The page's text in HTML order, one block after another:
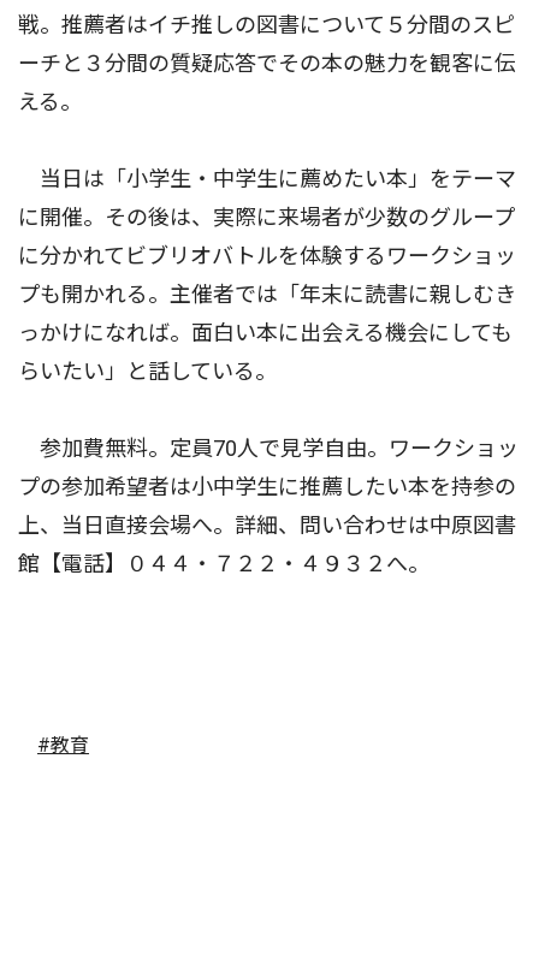
戦。推薦者はイチ推しの図書について５分間のスピ
ーチと３分間の質疑応答でその本の魅力を観客に伝
える。
当日は「小学生・中学生に薦めたい本」をテーマ
に開催。その後は、実際に来場者が少数のグループ
に分かれてビブリオバトルを体験するワークショッ
プも開かれる。主催者では「年末に読書に親しむき
っかけになれば。面白い本に出会える機会にしても
らいたい」と話している。
参加費無料。定員70人で見学自由。ワークショッ
プの参加希望者は小中学生に推薦したい本を持参の
上、当日直接会場へ。詳細、問い合わせは中原図書
館【電話】０４４・７２２・４９３２へ。
#教育